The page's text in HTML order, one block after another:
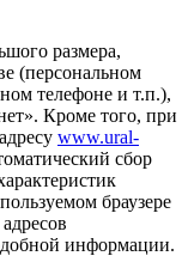
размера,
(персональном
телефоне и т.п.),
Кроме того, при
www.ural-
сбор
браузере
информации.